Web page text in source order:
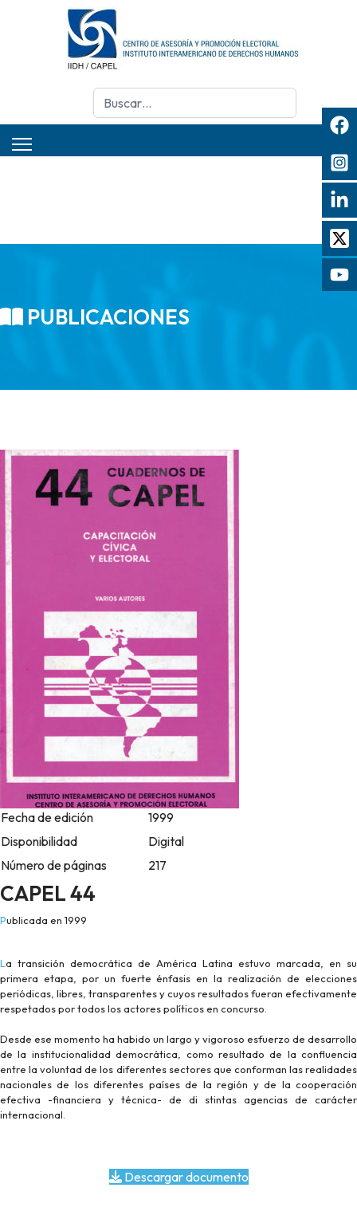
Buscar
PUBLICACIONES
Fecha de edición
1999
Disponibilidad
Digital
Número de páginas
217
CAPEL 44
Publicada en 1999
La transición democrática de América Latina estuvo marcada, en su
primera etapa, por un fuerte énfasis en la realización de elecciones
periódicas, libres, transparentes y cuyos resultados fueran efectivamente
respetados por todos los actores políticos en concurso.
Desde ese momento ha habido un largo y vigoroso esfuerzo de desarrollo
de la institucionalidad democrática, como resultado de la confluencia
entre la voluntad de los diferentes sectores que conforman las realidades
nacionales de los diferentes países de la región y de la cooperación
efectiva -financiera y técnica- de di stintas agencias de carácter
internacional.
Descargar documento